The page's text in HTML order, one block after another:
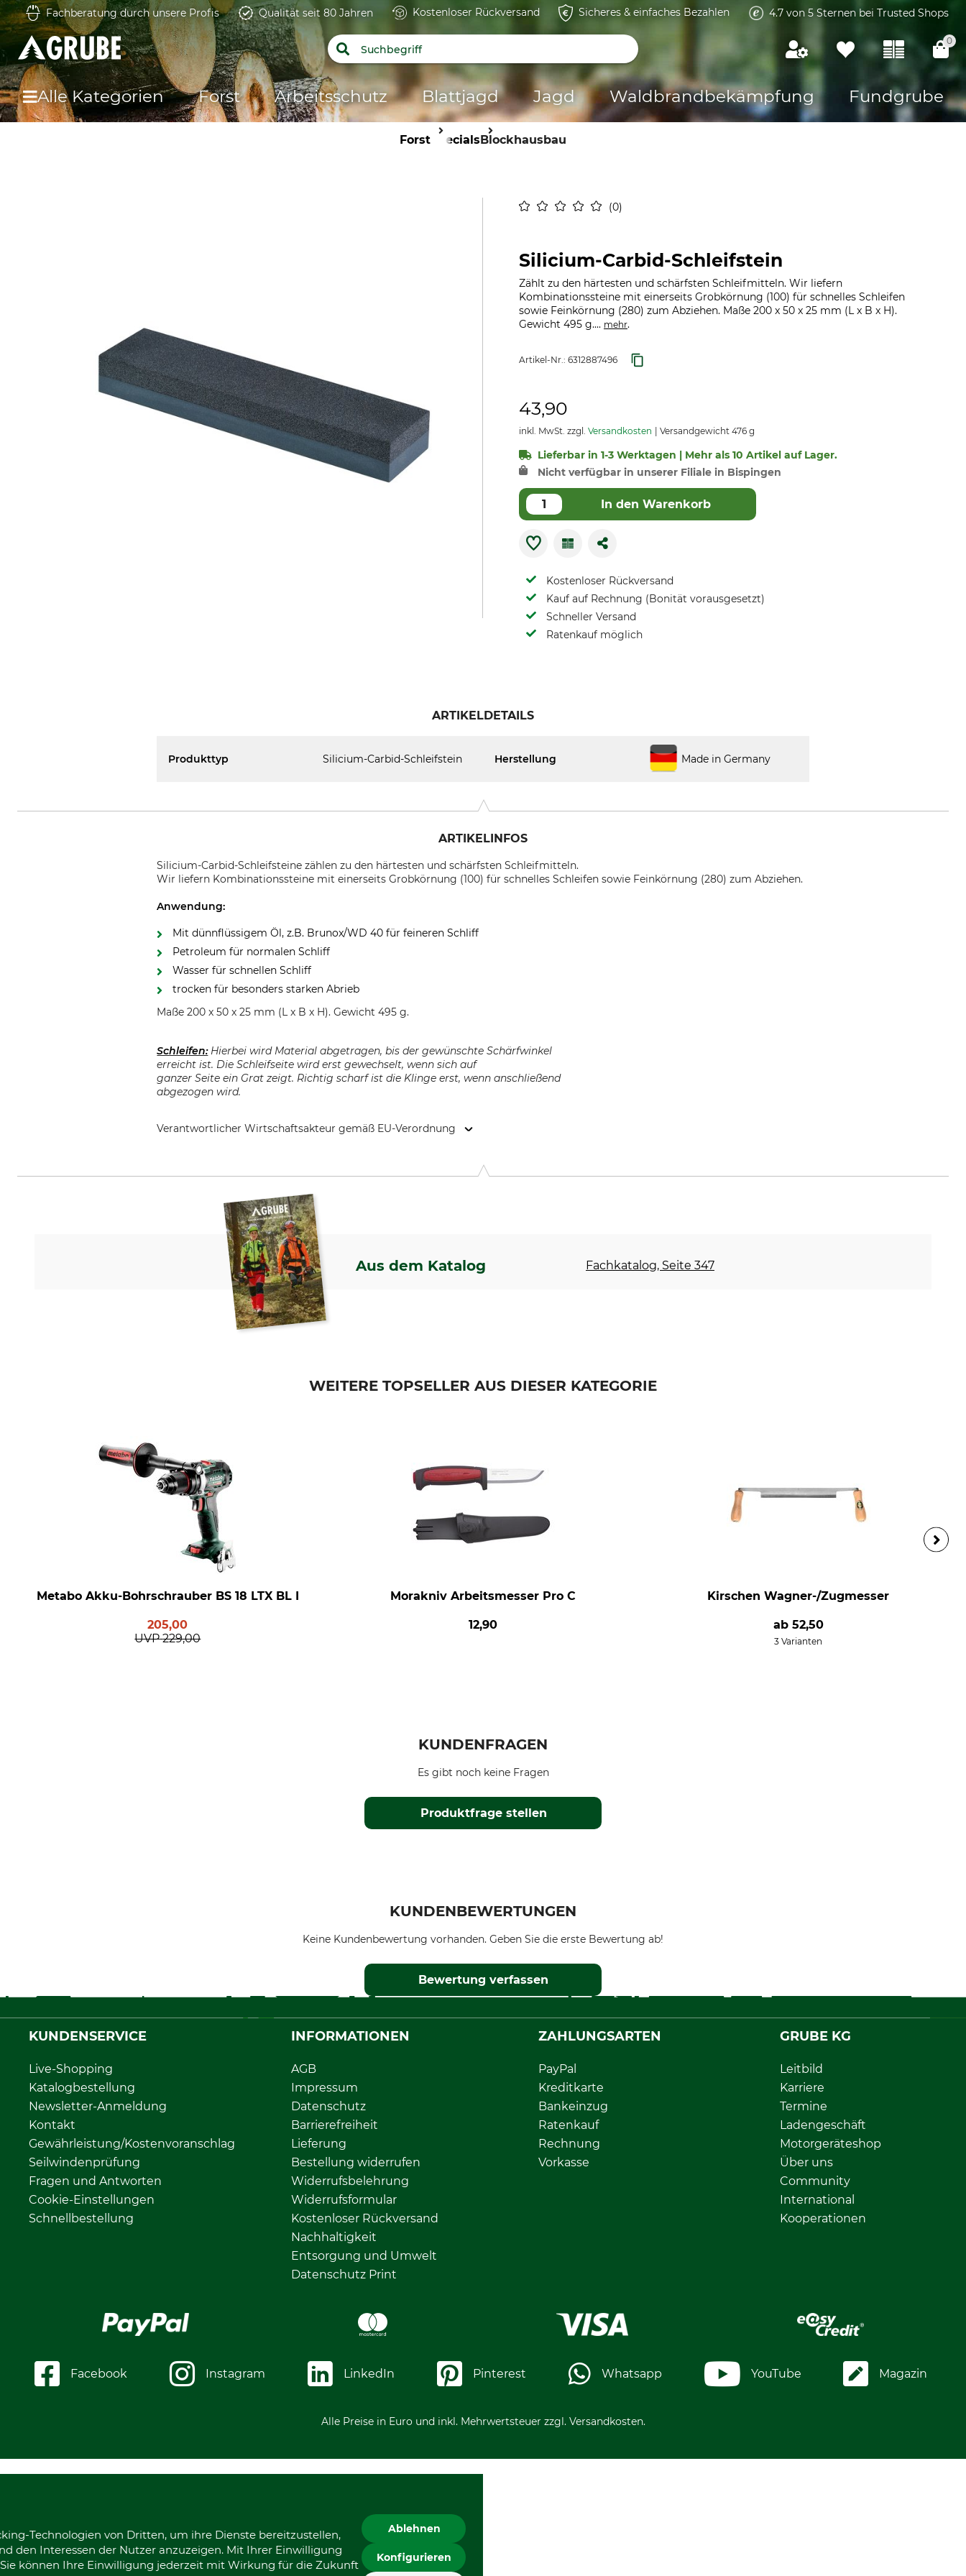
Fachberatung durch unsere Profis Qualität seit 80 Jahren Kostenloser Rückversand Sicheres & einfaches Bezahlen 4.7 von 5 Sternen bei Trusted Shops
0
Alle Kategorien Forst Arbeitsschutz Blattjagd Jagd Waldbrandbekämpfung Fundgrube
Forst SpecialsBlockhausbau
0
Silicium-Carbid-Schleifstein
Zählt zu den härtesten und schärfsten Schleifmitteln. Wir liefern
Kombinationssteine mit einerseits Grobkörnung (100) für schnelles Schleifen
sowie Feinkörnung (280) zum Abziehen. Maße 200 x 50 x 25 mm (L x B x H).
Gewicht 495 g.... mehr.
Artikel-Nr.: 6312887496
43,90
inkl. MwSt. zzgl. Versandkosten Versandgewicht 476 g
Lieferbar in 1-3 Werktagen | Mehr als 10 Artikel auf Lager.
Nicht verfügbar in unserer Filiale in Bispingen
In den Warenkorb
Kostenloser Rückversand
Kauf auf Rechnung (Bonität vorausgesetzt)
Schneller Versand
Ratenkauf möglich
ARTIKELDETAILS
Produkttyp Silicium-Carbid-Schleifstein Herstellung Made in Germany
ARTIKELINFOS
Silicium-Carbid-Schleifsteine zählen zu den härtesten und schärfsten Schleifmitteln.
Wir liefern Kombinationssteine mit einerseits Grobkörnung (100) für schnelles Schleifen sowie Feinkörnung (280) zum Abziehen.
Anwendung:
Mit dünnflüssigem Öl, z.B. Brunox/WD 40 für feineren Schliff
Petroleum für normalen Schliff
Wasser für schnellen Schliff
trocken für besonders starken Abrieb
Maße 200 x 50 x 25 mm (L x B x H). Gewicht 495 g.
Schleifen:Hierbei wird Material abgetragen, bis der gewünschte Schärfwinkel
erreicht ist. Die Schleifseite wird erst gewechselt, wenn sich auf
ganzer Seite ein Grat zeigt. Richtig scharf ist die Klinge erst, wenn anschließend
abgezogen wird.
Verantwortlicher Wirtschaftsakteur gemäß EU-Verordnung
Aus dem Katalog Fachkatalog, Seite 347
WEITERE TOPSELLER AUS DIESER KATEGORIE
Metabo Akku-Bohrschrauber BS 18 LTX BL I
205,00
UVP 229,00
Morakniv Arbeitsmesser Pro C
12,90
Kirschen Wagner-/Zugmesser
ab 52,50
3 Varianten
KUNDENFRAGEN
Produktfrage stellen
Es gibt noch keine Fragen
KUNDENBEWERTUNGEN
Keine Kundenbewertung vorhanden. Geben Sie die erste Bewertung ab!
Bewertung verfassen
KUNDENSERVICE
Live-Shopping
Katalogbestellung
Newsletter-Anmeldung
Kontakt
Gewährleistung/Kostenvoranschlag
Seilwindenprüfung
Fragen und Antworten
Cookie-Einstellungen
Schnellbestellung
INFORMATIONEN
AGB
Impressum
Datenschutz
Barrierefreiheit
Lieferung
Bestellung widerrufen
Widerrufsbelehrung
Widerrufsformular
Kostenloser Rückversand
Nachhaltigkeit
Entsorgung und Umwelt
Datenschutz Print
ZAHLUNGSARTEN
PayPal
Kreditkarte
Bankeinzug
Ratenkauf
Rechnung
Vorkasse
GRUBE KG
Leitbild
Karriere
Termine
Ladengeschäft
Motorgeräteshop
Über uns
Community
International
Kooperationen
Facebook Instagram LinkedIn Pinterest Whatsapp YouTube Magazin
Alle Preise in Euro und inkl. Mehrwertsteuer zzgl. Versandkosten.
Technologien von Dritten, um ihre Dienste bereitzustellen,
den Interessen der Nutzer anzuzeigen. Mit Ihrer Einwilligung
können Ihre Einwilligung jederzeit mit Wirkung für die Zukunft
Ablehnen
Konfigurieren